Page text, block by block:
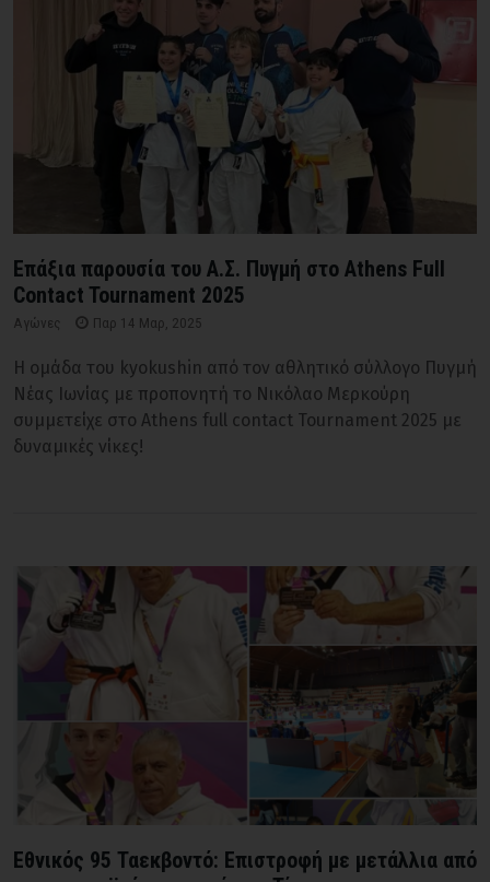
Επάξια παρουσία του Α.Σ. Πυγμή στο Athens Full
Contact Tournament 2025
Αγώνες Παρ 14 Μαρ, 2025
Η ομάδα του kyokushin από τον αθλητικό σύλλογο Πυγμή
Νέας Ιωνίας με προπονητή το Νικόλαο Μερκούρη
συμμετείχε στο Athens full contact Tournament 2025 με
δυναμικές νίκες!
Εθνικός 95 Ταεκβοντό: Επιστροφή με μετάλλια από